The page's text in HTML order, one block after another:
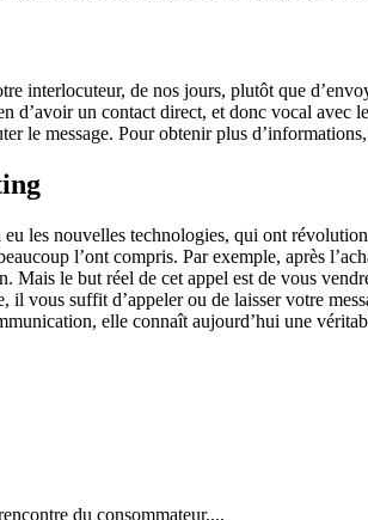
interlocuteur, de nos jours, plutôt que
d’avoir un contact direct, et donc vocal
le message. Pour obtenir plus
les nouvelles technologies, qui ont
l’ont compris. Par exemple, après
le but réel de cet appel est de vous
vous suffit d’appeler ou de laisser votre
elle connaît aujourd’hui une
du consommateur....